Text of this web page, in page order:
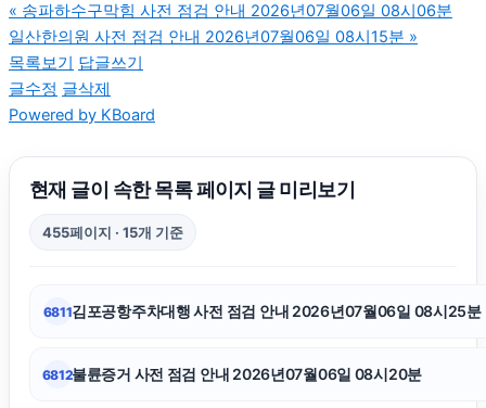
고양이파양
휴대폰성지
상간소송
서초이혼전문변호사
« 송파하수구막힘 사전 점검 안내 2026년07월06일 08시06분
일산한의원 사전 점검 안내 2026년07월06일 08시15분 »
목록보기 답글쓰기
글수정 글삭제
Powered by KBoard
현재 글이 속한 목록 페이지 글 미리보기
455페이지 · 15개 기준
6811김포공항주차대행 사전 점검 안내 2026년07월06일 08시25분
6812불륜증거 사전 점검 안내 2026년07월06일 08시20분